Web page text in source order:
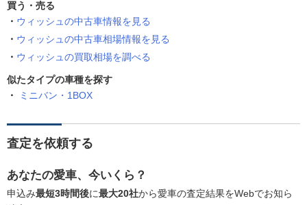
買う・売る
ウィッシュの中古車情報を見る
ウィッシュの中古車相場情報を見る
ウィッシュの買取相場を調べる
似たタイプの車種を探す
ミニバン・1BOX
査定を依頼する
あなたの愛車、今いくら？
申込み最短3時間後に最大20社から愛車の査定結果をWebでお知ら